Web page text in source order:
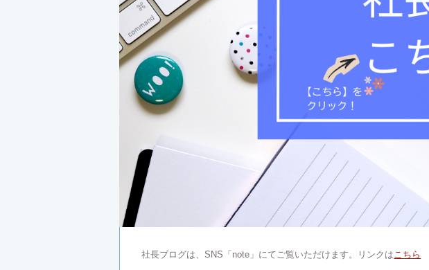
社長ブログは、SNS「note」にてご覧いただけます。リンクは こちら